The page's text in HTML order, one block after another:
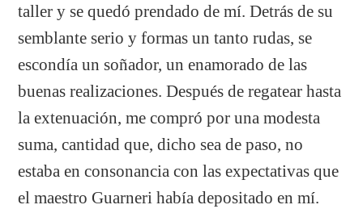
taller y se quedó prendado de mí. Detrás de su
semblante serio y formas un tanto rudas, se
escondía un soñador, un enamorado de las
buenas realizaciones. Después de regatear hasta
la extenuación, me compró por una modesta
suma, cantidad que, dicho sea de paso, no
estaba en consonancia con las expectativas que
el maestro Guarneri había depositado en mí.